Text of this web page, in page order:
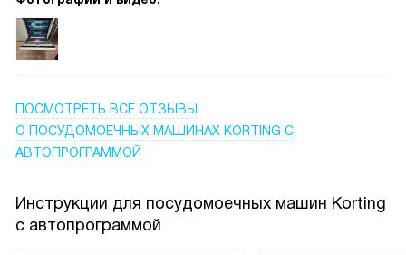
ПОСМОТРЕТЬ ВСЕ ОТЗЫВЫ
О ПОСУДОМОЕЧНЫХ МАШИНАХ KORTING С
АВТОПРОГРАММОЙ
Инструкции для посудомоечных машин Korting
с автопрограммой